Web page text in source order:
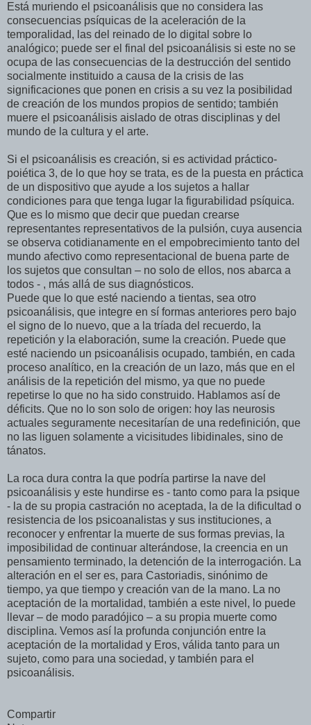
Está muriendo el psicoanálisis que no considera las
consecuencias psíquicas de la aceleración de la
temporalidad, las del reinado de lo digital sobre lo
analógico; puede ser el final del psicoanálisis si este no se
ocupa de las consecuencias de la destrucción del sentido
socialmente instituido a causa de la crisis de las
significaciones que ponen en crisis a su vez la posibilidad
de creación de los mundos propios de sentido; también
muere el psicoanálisis aislado de otras disciplinas y del
mundo de la cultura y el arte.
Si el psicoanálisis es creación, si es actividad práctico-
poiética 3, de lo que hoy se trata, es de la puesta en práctica
de un dispositivo que ayude a los sujetos a hallar
condiciones para que tenga lugar la figurabilidad psíquica.
Que es lo mismo que decir que puedan crearse
representantes representativos de la pulsión, cuya ausencia
se observa cotidianamente en el empobrecimiento tanto del
mundo afectivo como representacional de buena parte de
los sujetos que consultan – no solo de ellos, nos abarca a
todos - , más allá de sus diagnósticos.
Puede que lo que esté naciendo a tientas, sea otro
psicoanálisis, que integre en sí formas anteriores pero bajo
el signo de lo nuevo, que a la tríada del recuerdo, la
repetición y la elaboración, sume la creación. Puede que
esté naciendo un psicoanálisis ocupado, también, en cada
proceso analítico, en la creación de un lazo, más que en el
análisis de la repetición del mismo, ya que no puede
repetirse lo que no ha sido construido. Hablamos así de
déficits. Que no lo son solo de origen: hoy las neurosis
actuales seguramente necesitarían de una redefinición, que
no las liguen solamente a vicisitudes libidinales, sino de
tánatos.
La roca dura contra la que podría partirse la nave del
psicoanálisis y este hundirse es - tanto como para la psique
- la de su propia castración no aceptada, la de la dificultad o
resistencia de los psicoanalistas y sus instituciones, a
reconocer y enfrentar la muerte de sus formas previas, la
imposibilidad de continuar alterándose, la creencia en un
pensamiento terminado, la detención de la interrogación. La
alteración en el ser es, para Castoriadis, sinónimo de
tiempo, ya que tiempo y creación van de la mano. La no
aceptación de la mortalidad, también a este nivel, lo puede
llevar – de modo paradójico – a su propia muerte como
disciplina. Vemos así la profunda conjunción entre la
aceptación de la mortalidad y Eros, válida tanto para un
sujeto, como para una sociedad, y también para el
psicoanálisis.
Compartir